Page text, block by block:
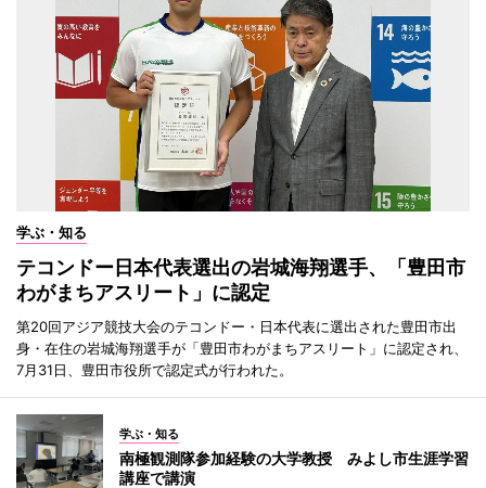
学ぶ・知る
テコンドー日本代表選出の岩城海翔選手、「豊田市
わがまちアスリート」に認定
第20回アジア競技大会のテコンドー・日本代表に選出された豊田市出
身・在住の岩城海翔選手が「豊田市わがまちアスリート」に認定され、
7月31日、豊田市役所で認定式が行われた。
学ぶ・知る
南極観測隊参加経験の大学教授 みよし市生涯学習
講座で講演